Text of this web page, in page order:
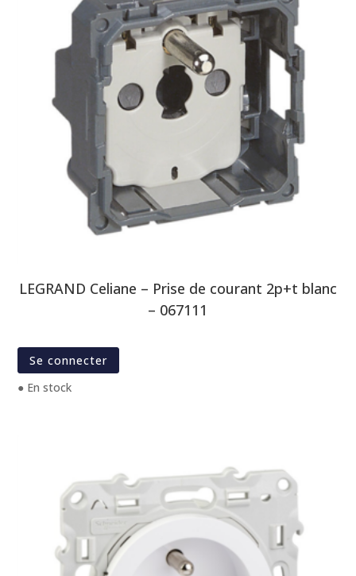
LEGRAND Celiane – Prise de courant 2p+t blanc
– 067111
Se connecter
● En stock